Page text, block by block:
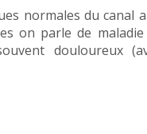
normales du canal
on parle de
douloureux